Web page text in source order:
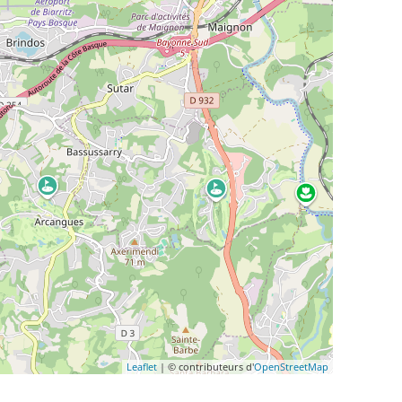
Leaflet | © contributeurs d'OpenStreetMap